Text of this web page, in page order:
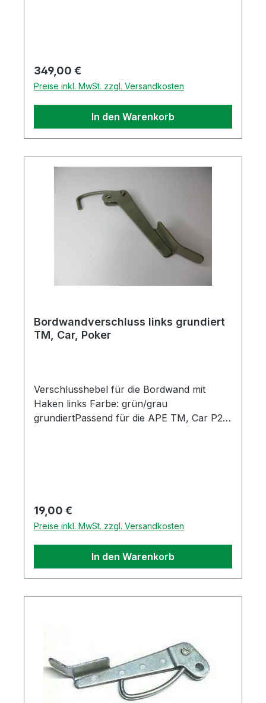
Regulärer Preis:
349,00 €
Preise inkl. MwSt. zzgl. Versandkosten
In den Warenkorb
Bordwandverschluss links grundiert
TM, Car, Poker
Verschlusshebel für die Bordwand mit
Haken links Farbe: grün/grau
grundiertPassend für die APE TM, Car P2,
Regulärer Preis:
19,00 €
Preise inkl. MwSt. zzgl. Versandkosten
In den Warenkorb